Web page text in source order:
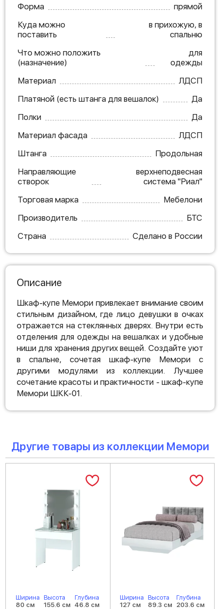
Форма
прямой
Куда можно
поставить
в прихожую, в
спальню
Что можно положить
(назначение)
для
одежды
Материал
ЛДСП
Платяной (есть штанга для вешалок)
Да
Полки
Да
Материал фасада
ЛДСП
Штанга
Продольная
Направляющие
створок
верхнеподвесная
система "Риал"
Торговая марка
Мебелони
Производитель
БТС
Страна
Сделано в России
Описание
Шкаф-купе Мемори привлекает внимание своим
стильным дизайном, где лицо девушки в очках
отражается на стеклянных дверях. Внутри есть
отделения для одежды на вешалках и удобные
ниши для хранения других вещей. Создайте уют
в спальне, сочетая шкаф-купе Мемори с
другими модулями из коллекции. Лучшее
сочетание красоты и практичности - шкаф-купе
Мемори ШКК-01.
Другие товары из коллекции Мемори
Ширина
80 см
Высота
155.6 см
Глубина
46.8 см
Ширина
127 см
Высота
89.3 см
Глубина
203.6 см